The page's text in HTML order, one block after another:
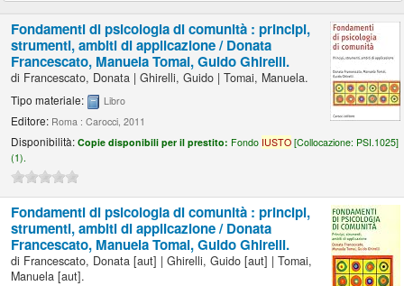
Fondamenti di psicologia di comunità : principi,
strumenti, ambiti di applicazione /Donata
Francescato, Manuela Tomai, Guido Ghirelli.
di Francescato, Donata |Ghirelli, Guido |Tomai, Manuela.
Tipo materiale: Libro
Editore: Roma : Carocci, 2011
Disponibilità:Copie disponibili per il prestito: Fondo IUSTO [Collocazione: PSI.1025]
(1).
Fondamenti di psicologia di comunità : principi,
strumenti, ambiti di applicazione /Donata
Francescato, Manuela Tomai, Guido Ghirelli.
di Francescato, Donata [aut] |Ghirelli, Guido [aut] |Tomai,
Manuela [aut].